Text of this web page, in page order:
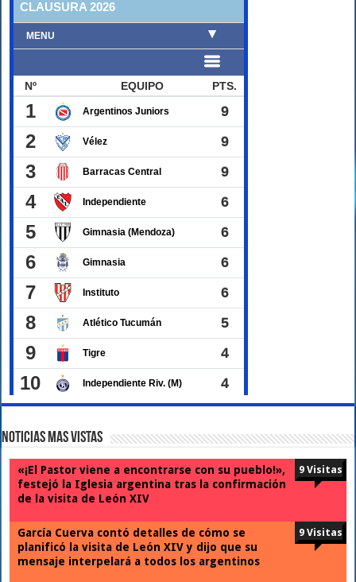
Noticias Mas Vistas
«¡El Pastor viene a encontrarse con su pueblo!»,
festejó la Iglesia argentina tras la confirmación
de la visita de León XIV
9 Visitas
García Cuerva contó detalles de cómo se
planificó la visita de León XIV y dijo que su
mensaje interpelará a todos los argentinos
9 Visitas